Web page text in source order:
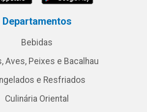
Departamentos
Bebidas
Aves, Peixes e Bacalhau
e Resfriados
Culinária Oriental